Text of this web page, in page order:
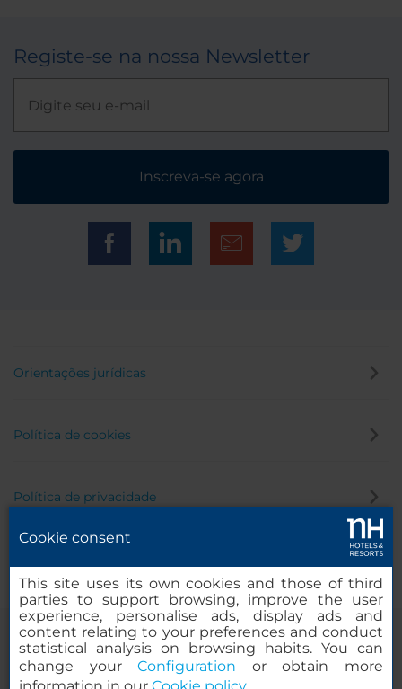
Registe-se na nossa Newsletter
Inscreva-se agora
Orientações jurídicas
Política de cookies
Política de privacidade
Cookie consent
This site uses its own cookies and those of third
parties to support browsing, improve the user
experience, personalise ads, display ads and
content relating to your preferences and conduct
statistical analysis on browsing habits. You can
change yourConfiguration or obtain more